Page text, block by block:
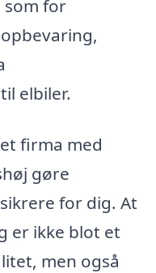
som for
elbiler.
firma med
gøre
for dig. At
er ikke blot et
men også